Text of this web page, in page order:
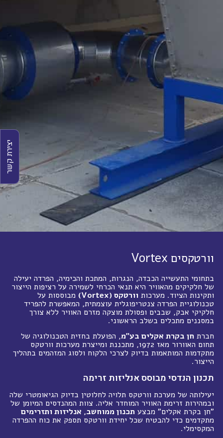
וורטקסים Vortex
בתחומי התעשייה הכבדה, הנגרות, המתכת והכימיה, הפרדה יעילה
של חלקיקים מהאוויר היא תנאי הכרחי לשמירה על רציפות הייצור
ותקינות הציוד. מערכות וורטקס (Vortex) מבוססות על
טכנולוגיית הפרדה צנטריפוגלית עוצמתית, המאפשרת להפריד
חלקיקי אבק, שבבים ופסולת מוצקה מזרם האוויר ללא צורך
במסננים מתכלים בשלב הראשוני.
חברת חן בקרת אקלים בע"מ, הפועלת בחזית הטכנולוגיה של
תחום האוורור מאז 1972, מתכננת ומייצרת מערכות וורטקס
מתקדמות המותאמות בדיוק לצרכי הלקוח ולסוג המזהמים בתהליך
הייצור.
תכנון הנדסי מבוסס אנליזות זרימה
יעילותה של מערכת וורטקס תלויה לחלוטין בדיוק הגיאומטרי שלה
ובמהירות זרימת האוויר המוחדר אליה. צוות המהנדסים המיומן של
"חן בקרת אקלים" מבצע תכנון ממוחשב, אנליזות ותזרימים
מתקדמים כדי להבטיח שכל יחידת וורטקס תספק את כוח ההפרדה
המקסימלי.
יצירת קשר